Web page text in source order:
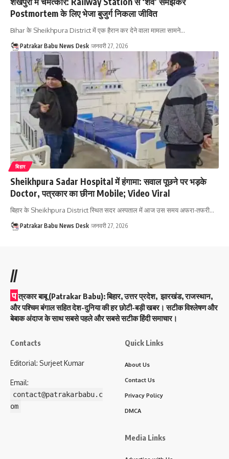
Postmortem के लिए भेजा बुजुर्ग निकला जीवित
Bihar के Sheikhpura District में एक हैरान कर देने वाला मामला सामने…
Patrakar Babu News Desk जनवरी 27, 2026
बिहार
Sheikhpura Sadar Hospital में हंगामा: सवाल पूछने पर भड़के
Doctor, पत्रकार का छीना Mobile; Video Viral
बिहार के Sheikhpura District स्थित सदर अस्पताल में आज उस समय अफरा-तफरी…
Patrakar Babu News Desk जनवरी 27, 2026
//
प त्रकार बाबू (Patrakar Babu):बिहार, उत्तर प्रदेश, झारखंड, राजस्थान,
और पश्चिम बंगाल सहित देश-दुनिया की हर छोटी-बड़ी खबर। सटीक विश्लेषण और
बेबाक अंदाज के साथ सबसे पहले और सबसे सटीक हिंदी समाचार।
Contacts
Editorial: Surjeet Kumar
Email:
contact@patrakarbabu.c
om
Quick Links
About Us
Contact Us
Privacy Policy
DMCA
Media Links